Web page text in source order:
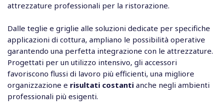
attrezzature professionali per la ristorazione.
Dalle teglie e griglie alle soluzioni dedicate per specifiche
applicazioni di cottura, ampliano le possibilità operative
garantendo una perfetta integrazione con le attrezzature.
Progettati per un utilizzo intensivo, gli accessori
favoriscono flussi di lavoro più efficienti, una migliore
organizzazione e risultati costanti anche negli ambienti
professionali più esigenti.